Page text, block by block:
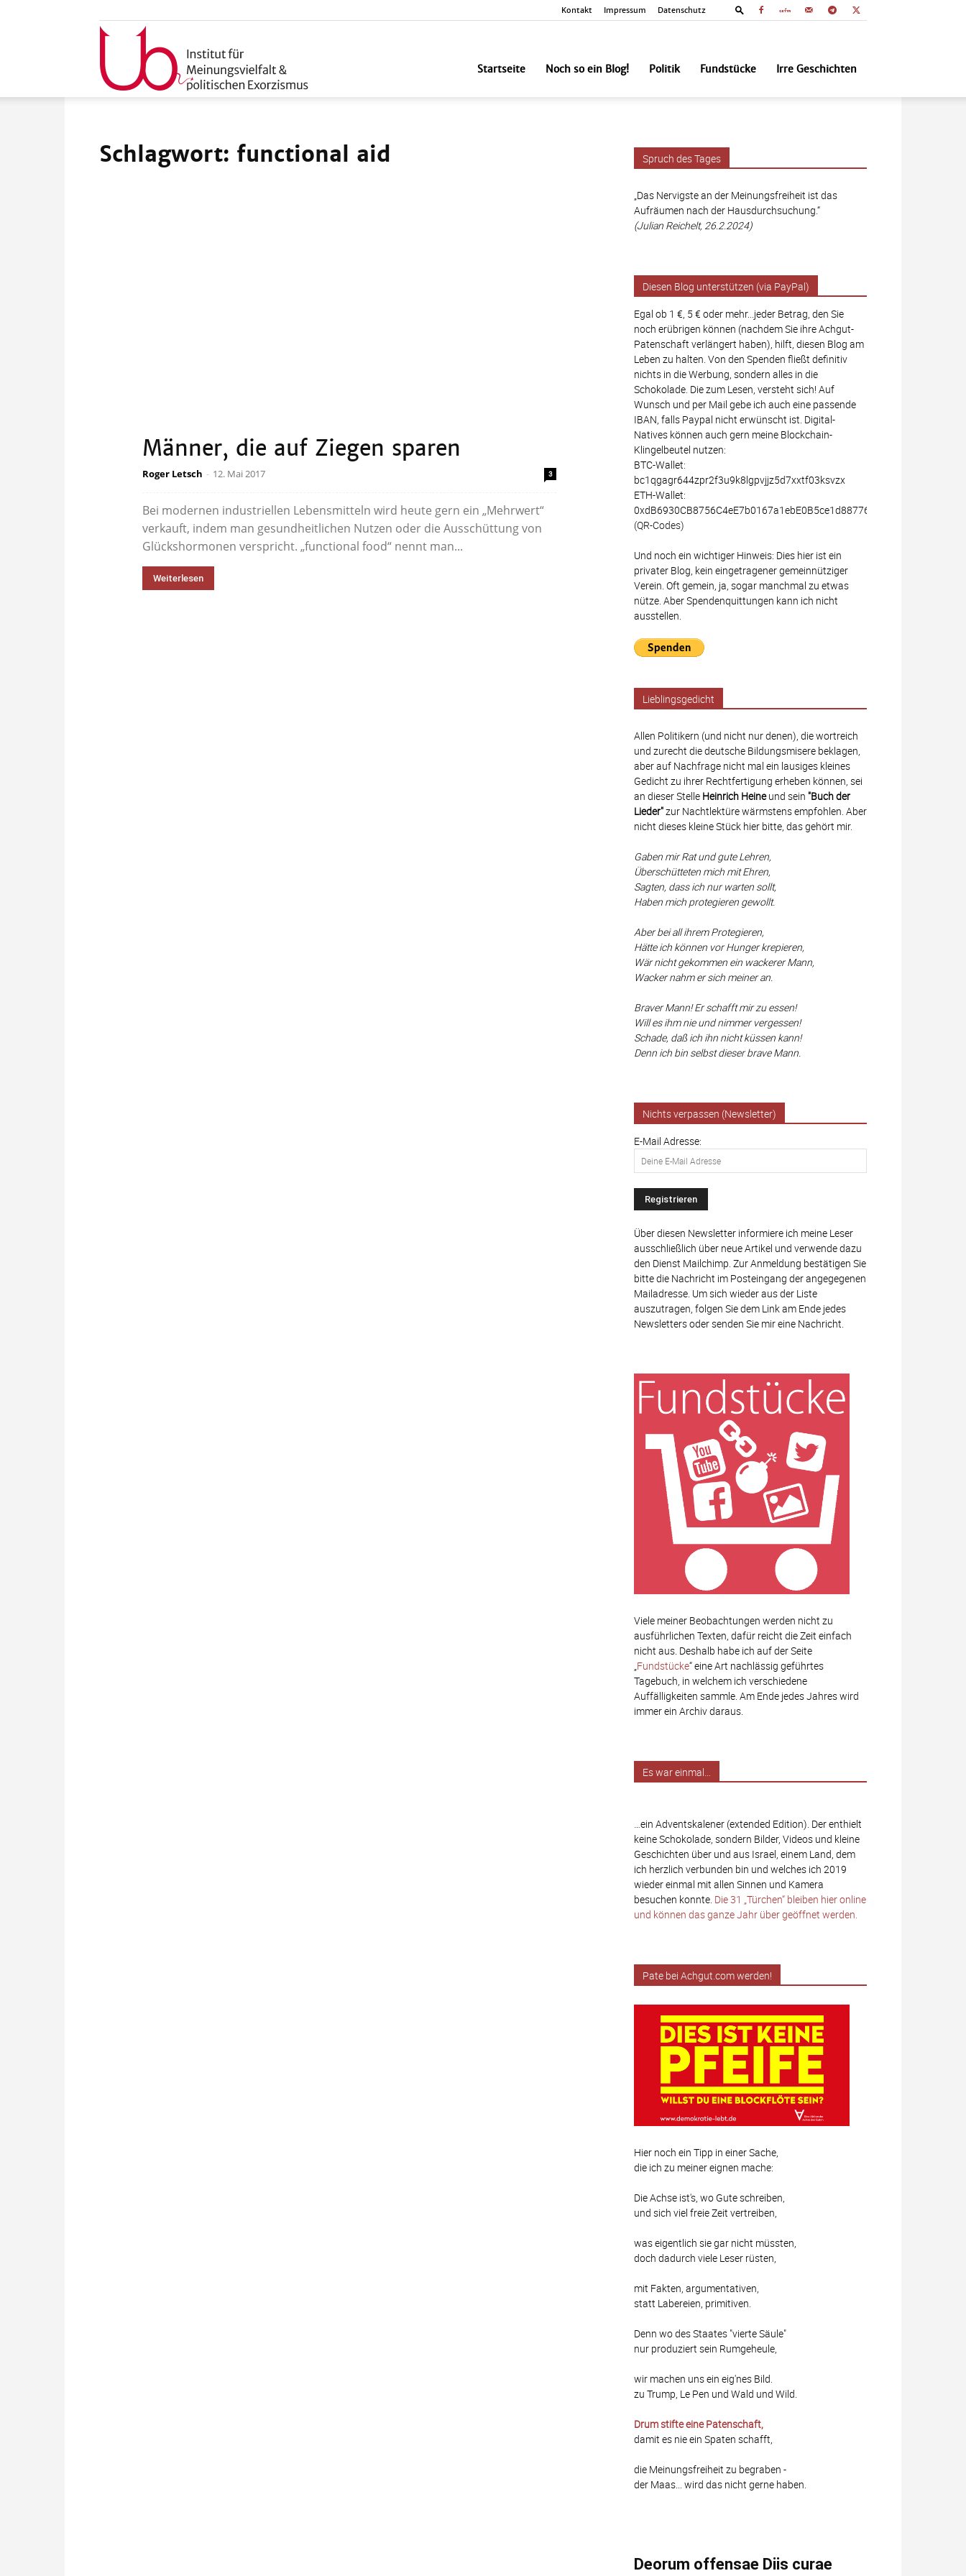
Kontakt Impressum Datenschutz
Startseite Noch so ein Blog! Politik Fundstücke Irre Geschichten
Schlagwort: functional aid
Männer, die auf Ziegen sparen
Roger Letsch - 12. Mai 2017 3
Bei modernen industriellen Lebensmitteln wird heute gern ein „Mehrwert“
verkauft, indem man gesundheitlichen Nutzen oder die Ausschüttung von
Glückshormonen verspricht. „functional food“ nennt man...
Weiterlesen
Spruch des Tages
„Das Nervigste an der Meinungsfreiheit ist das
Aufräumen nach der Hausdurchsuchung.“
(Julian Reichelt, 26.2.2024)
Diesen Blog unterstützen (via PayPal)
Egal ob 1 €, 5 € oder mehr...jeder Betrag, den Sie
noch erübrigen können (nachdem Sie ihre Achgut-
Patenschaft verlängert haben), hilft, diesen Blog am
Leben zu halten. Von den Spenden fließt definitiv
nichts in die Werbung, sondern alles in die
Schokolade. Die zum Lesen, versteht sich! Auf
Wunsch und per Mail gebe ich auch eine passende
IBAN, falls Paypal nicht erwünscht ist. Digital-
Natives können auch gern meine Blockchain-
Klingelbeutel nutzen:
BTC-Wallet:
bc1qgagr644zpr2f3u9k8lgpvjjz5d7xxtf03ksvzx
ETH-Wallet:
0xdB6930CB8756C4eE7b0167a1ebE0B5ce1d887766
(QR-Codes)
Und noch ein wichtiger Hinweis: Dies hier ist ein
privater Blog, kein eingetragener gemeinnütziger
Verein. Oft gemein, ja, sogar manchmal zu etwas
nütze. Aber Spendenquittungen kann ich nicht
ausstellen.
Lieblingsgedicht
Allen Politikern (und nicht nur denen), die wortreich
und zurecht die deutsche Bildungsmisere beklagen,
aber auf Nachfrage nicht mal ein lausiges kleines
Gedicht zu ihrer Rechtfertigung erheben können, sei
an dieser Stelle Heinrich Heineund sein "Buch der
Lieder"zur Nachtlektüre wärmstens empfohlen. Aber
nicht dieses kleine Stück hier bitte, das gehört mir.
Gaben mir Rat und gute Lehren,
Überschütteten mich mit Ehren,
Sagten, dass ich nur warten sollt,
Haben mich protegieren gewollt.
Aber bei all ihrem Protegieren,
Hätte ich können vor Hunger krepieren,
Wär nicht gekommen ein wackerer Mann,
Wacker nahm er sich meiner an.
Braver Mann! Er schafft mir zu essen!
Will es ihm nie und nimmer vergessen!
Schade, daß ich ihn nicht küssen kann!
Denn ich bin selbst dieser brave Mann.
Nichts verpassen (Newsletter)
E-Mail Adresse:
Über diesen Newsletter informiere ich meine Leser
ausschließlich über neue Artikel und verwende dazu
den Dienst Mailchimp. Zur Anmeldung bestätigen Sie
bitte die Nachricht im Posteingang der angegegenen
Mailadresse. Um sich wieder aus der Liste
auszutragen, folgen Sie dem Link am Ende jedes
Newsletters oder senden Sie mir eine Nachricht.
Viele meiner Beobachtungen werden nicht zu
ausführlichen Texten, dafür reicht die Zeit einfach
nicht aus. Deshalb habe ich auf der Seite
„Fundstücke“ eine Art nachlässig geführtes
Tagebuch, in welchem ich verschiedene
Auffälligkeiten sammle. Am Ende jedes Jahres wird
immer ein Archiv daraus.
Es war einmal…
…ein Adventskalener (extended Edition). Der enthielt
keine Schokolade, sondern Bilder, Videos und kleine
Geschichten über und aus Israel, einem Land, dem
ich herzlich verbunden bin und welches ich 2019
wieder einmal mit allen Sinnen und Kamera
besuchen konnte. Die 31 „Türchen“ bleiben hier online
und können das ganze Jahr über geöffnet werden.
Pate bei Achgut.com werden!
Hier noch ein Tipp in einer Sache,
die ich zu meiner eignen mache:
Die Achse ist's, wo Gute schreiben,
und sich viel freie Zeit vertreiben,
was eigentlich sie gar nicht müssten,
doch dadurch viele Leser rüsten,
mit Fakten, argumentativen,
statt Labereien, primitiven.
Denn wo des Staates "vierte Säule"
nur produziert sein Rumgeheule,
wir machen uns ein eig'nes Bild.
zu Trump, Le Pen und Wald und Wild.
Drum stifte eine Patenschaft,
damit es nie ein Spaten schafft,
die Meinungsfreiheit zu begraben -
der Maas... wird das nicht gerne haben.
Deorum offensae Diis curae